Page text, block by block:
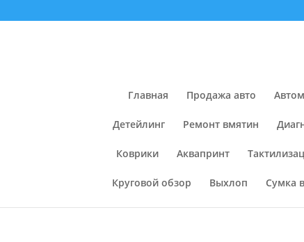
Главная Продажа авто
Детейлинг Ремонт вмятин
Коврики Аквапринт
Круговой обзор Выхлоп Сумка